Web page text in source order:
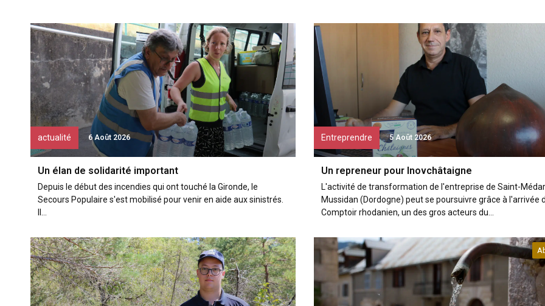
actualité 6 Août 2026
Un élan de solidarité important
Depuis le début des incendies qui ont touché la Gironde, le
Secours Populaire s'est mobilisé pour venir en aide aux sinistrés.
Il...
Entreprendre 5 Août 2026
Un repreneur pour Inovchâtaigne
L'activité de transformation de l'entreprise de Saint-
Mussidan (Dordogne) peut se poursuivre grâce à l'arrivée
Comptoir rhodanien, un des gros acteurs du...